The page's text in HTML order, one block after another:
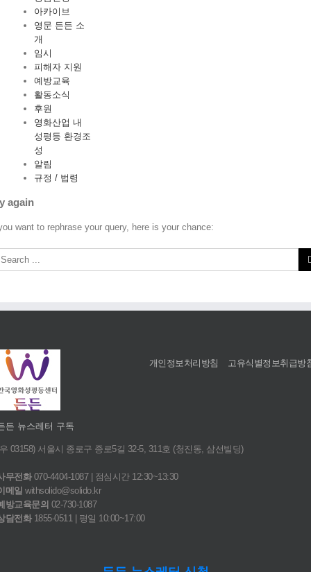
아카이브
영문 든든 소
개
임시
피해자 지원
예방교육
활동소식
후원
영화산업 내
성평등 환경조
성
알림
규정 / 법령
again
want to rephrase your query, here is your chance:
개인정보처리방침 고유식별정보취급방
든 뉴스레터 구독
03158) 서울시 종로구 종로5길 32-5, 311호 (청진동, 삼선빌딩)
무전화070-4404-1087 | 점심시간 12:30~13:30
메일 withsolido@solido.kr
방교육문의 02-730-1087
담전화1855-0511 | 평일 10:00~17:00